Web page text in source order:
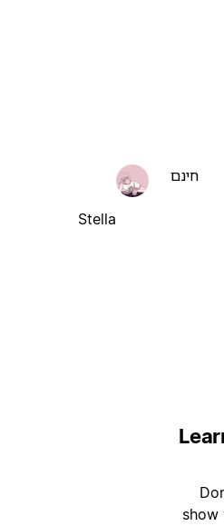
חינם
Stella
show